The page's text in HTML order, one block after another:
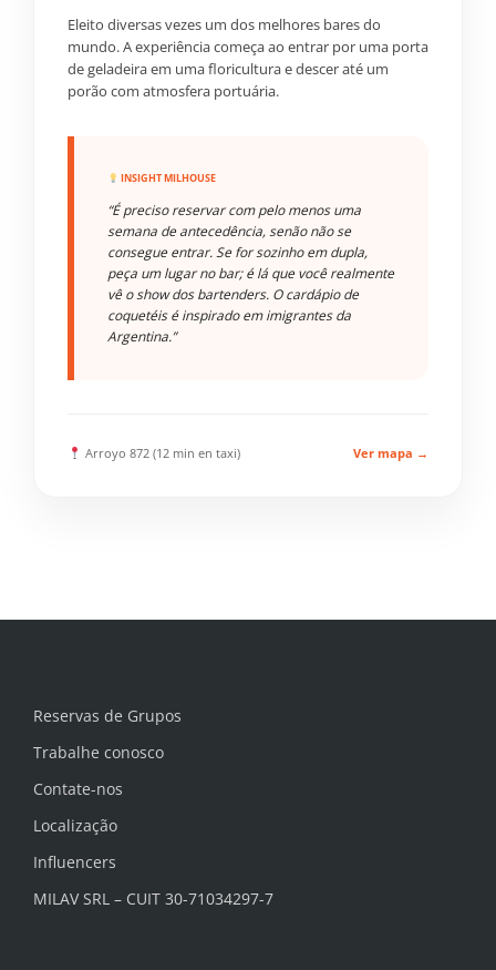
Eleito diversas vezes um dos melhores bares do
mundo. A experiência começa ao entrar por uma porta
de geladeira em uma floricultura e descer até um
porão com atmosfera portuária.
INSIGHT MILHOUSE
“É preciso reservar com pelo menos uma
semana de antecedência, senão não se
consegue entrar. Se for sozinho em dupla,
peça um lugar no bar; é lá que você realmente
vê o show dos bartenders. O cardápio de
coquetéis é inspirado em imigrantes da
Argentina.”
Arroyo 872 (12 min en taxi) Ver mapa →
Reservas de Grupos
Trabalhe conosco
Contate-nos
Localização
Influencers
MILAV SRL – CUIT 30-71034297-7